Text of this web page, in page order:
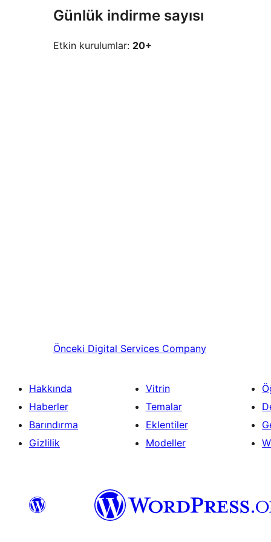
Günlük indirme sayısı
Etkin kurulumlar: 20+
Önceki Digital Services Company
Hakkında
Haberler
Barındırma
Gizlilik
Vitrin
Temalar
Eklentiler
Modeller